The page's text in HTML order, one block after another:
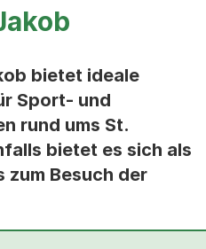
bietet ideale
Sport- und
rund ums St.
bietet es sich als
zum Besuch der